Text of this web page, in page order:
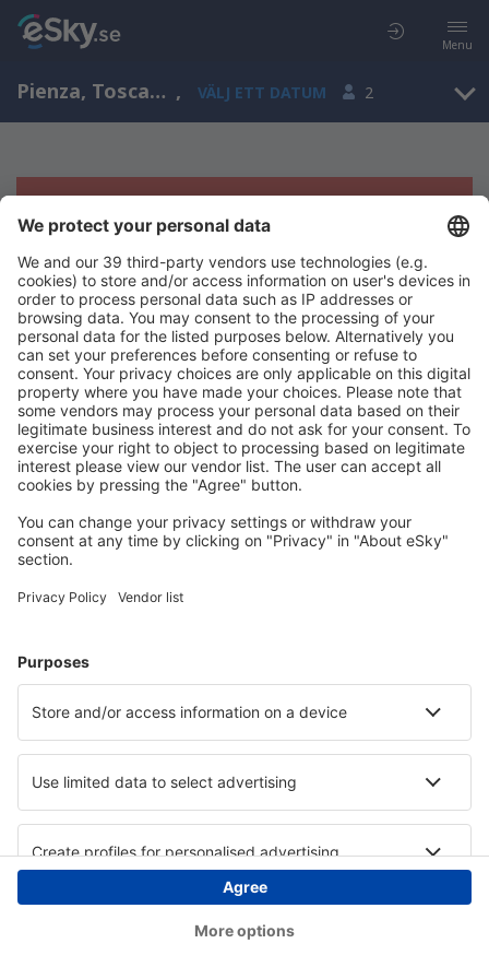
Menu
Pienza, Toscana, Italien , VÄLJ ETT DATUM 2
Tyvärr, inga resultat för denna sökning
Försök att söka med andra kriterier
Copyright © eSky.se. Alla rättigheter förbehålls.